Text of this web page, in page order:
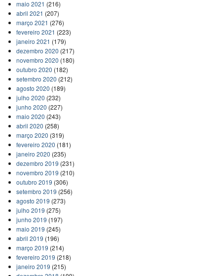
maio 2021 (216)
abril 2021 (207)
março 2021 (276)
fevereiro 2021 (223)
janeiro 2021 (179)
dezembro 2020 (217)
novembro 2020 (180)
outubro 2020 (182)
setembro 2020 (212)
agosto 2020 (189)
julho 2020 (232)
junho 2020 (227)
maio 2020 (243)
abril 2020 (258)
março 2020 (319)
fevereiro 2020 (181)
janeiro 2020 (235)
dezembro 2019 (231)
novembro 2019 (210)
outubro 2019 (306)
setembro 2019 (256)
agosto 2019 (273)
julho 2019 (275)
junho 2019 (197)
maio 2019 (245)
abril 2019 (196)
março 2019 (214)
fevereiro 2019 (218)
janeiro 2019 (215)